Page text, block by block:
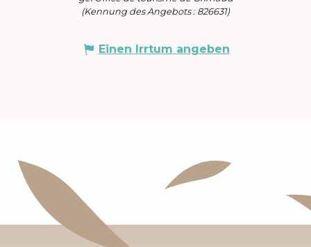
(Kennung des Angebots : 826631)
Einen Irrtum angeben